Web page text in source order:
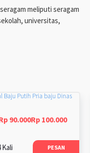
meliputi seragam
universitas,
Baju Putih Pria baju Dinas
90.000Rp 100.000
Kali PESAN